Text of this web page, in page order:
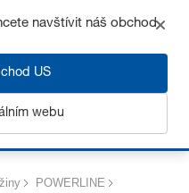
zde pro víceinformací
POWERLINE
navštívit náš obchod
US
webu